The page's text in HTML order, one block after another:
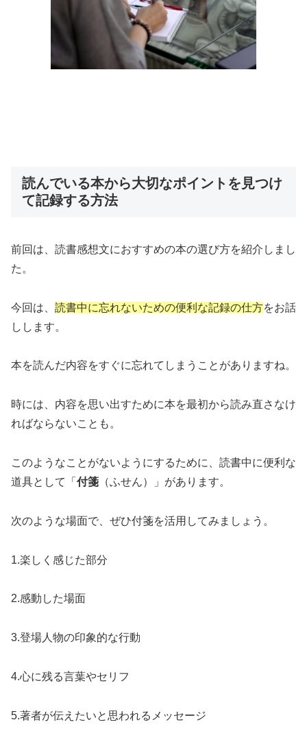
読んでいる本から大切なポイントを見つけ
て記録する方法
前回は、読書感想文におすすめの本の選び方を紹介しまし
た。
今回は、 読書中に忘れないための便利な記録の仕方をお話
しします。
本を読んだ内容をすぐに忘れてしまうことがありますね。
時には、内容を思い出すために本を最初から読み直さなけ
ればならないことも。
このようなことがないようにするために、読書中に便利な
道具として「 付箋 （ふせん）」があります。
次のような場面で、ぜひ付箋を活用してみましょう。
1.楽しく感じた部分
2.感動した場面
3.登場人物の印象的な行動
4.心に残る言葉やセリフ
5.著者が伝えたいと思われるメッセージ